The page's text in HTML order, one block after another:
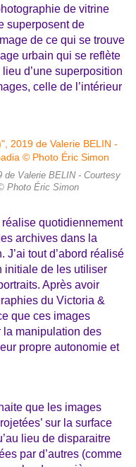
de vitrine
superposent de
de ce qui se trouve
urbain qui se reflète
d’une superposition
celle de l’intérieur
de Valerie BELIN - Courtesy
Photo Éric Simon
quotidiennement
archives dans la
J’ai tout d’abord réalisé
initiale de les utiliser
Après avoir
du Victoria &
que ces images
la manipulation des
propre autonomie et
que les images
sur la surface
lieu de disparaitre
par d’autres (comme